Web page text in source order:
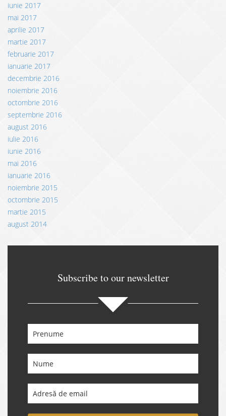
iunie 2017
mai 2017
aprilie 2017
martie 2017
februarie 2017
ianuarie 2017
decembrie 2016
noiembrie 2016
octombrie 2016
septembrie 2016
august 2016
iulie 2016
iunie 2016
mai 2016
ianuarie 2016
noiembrie 2015
octombrie 2015
martie 2015
august 2014
Subscribe to our newsletter